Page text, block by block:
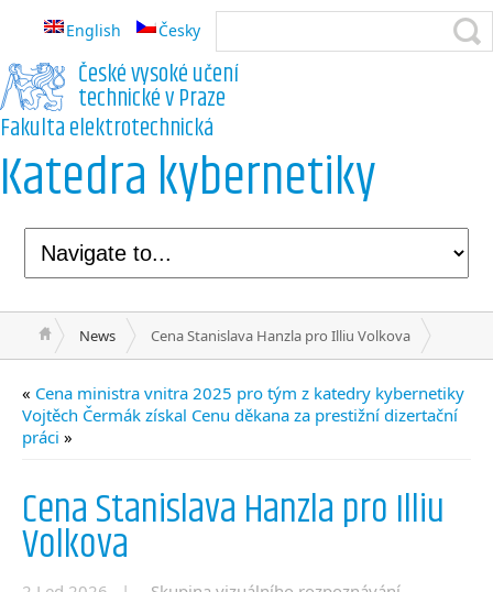
English Česky
České vysoké učení
technické v Praze
Fakulta elektrotechnická
Katedra kybernetiky
News Cena Stanislava Hanzla pro Illiu Volkova
« Cena ministra vnitra 2025 pro tým z katedry kybernetiky
Vojtěch Čermák získal Cenu děkana za prestižní dizertační
práci »
Cena Stanislava Hanzla pro Illiu
Volkova